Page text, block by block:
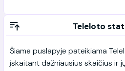
Teleloto
Šiame puslapyje pateikiama
įskaitant dažniausius skaičius ir